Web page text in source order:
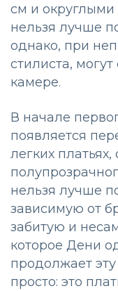
см и
нельзя лучше
однако, при
стилиста,
камере.
В начале
появляется
легких платьях,
нельзя лучше
зависимую от
забитую и
которое Дени
продолжает
просто: это